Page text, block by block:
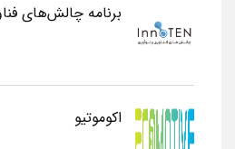
برنامه چالش‌های
اکوموتیو